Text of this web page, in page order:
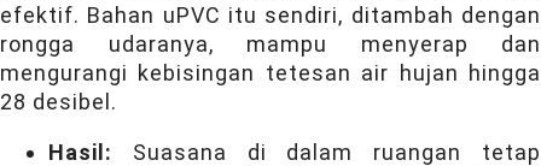
efektif. Bahan uPVC itu sendiri, ditambah dengan
rongga udaranya, mampu menyerap dan
mengurangi kebisingan tetesan air hujan hingga
28 desibel.
Hasil: Suasana di dalam ruangan tetap